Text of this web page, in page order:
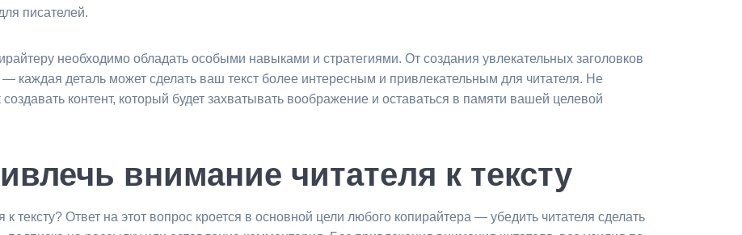
писателей.
необходимо обладать особыми навыками и стратегиями. От создания увлекательных заголовков
каждая деталь может сделать ваш текст более интересным и привлекательным для читателя. Не
создавать контент, который будет захватывать воображение и оставаться в памяти вашей целевой
внимание читателя к тексту
тексту? Ответ на этот вопрос кроется в основной цели любого копирайтера — убедить читателя сделать